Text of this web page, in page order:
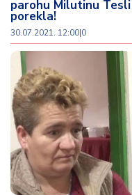
parohu Milutinu
porekla!
30.07.2021. 12:00|0